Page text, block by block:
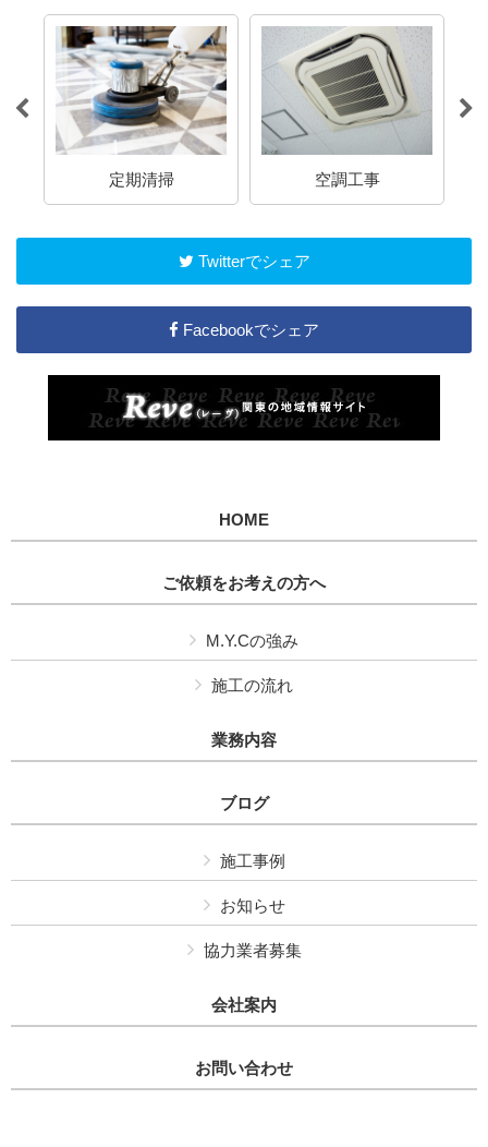
定期清掃 空調工事
Twitterでシェア
Facebookでシェア
HOME
ご依頼をお考えの方へ
M.Y.Cの強み
施工の流れ
業務内容
ブログ
施工事例
お知らせ
協力業者募集
会社案内
お問い合わせ